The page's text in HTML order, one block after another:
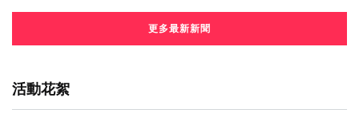
更多最新新聞
活動花絮